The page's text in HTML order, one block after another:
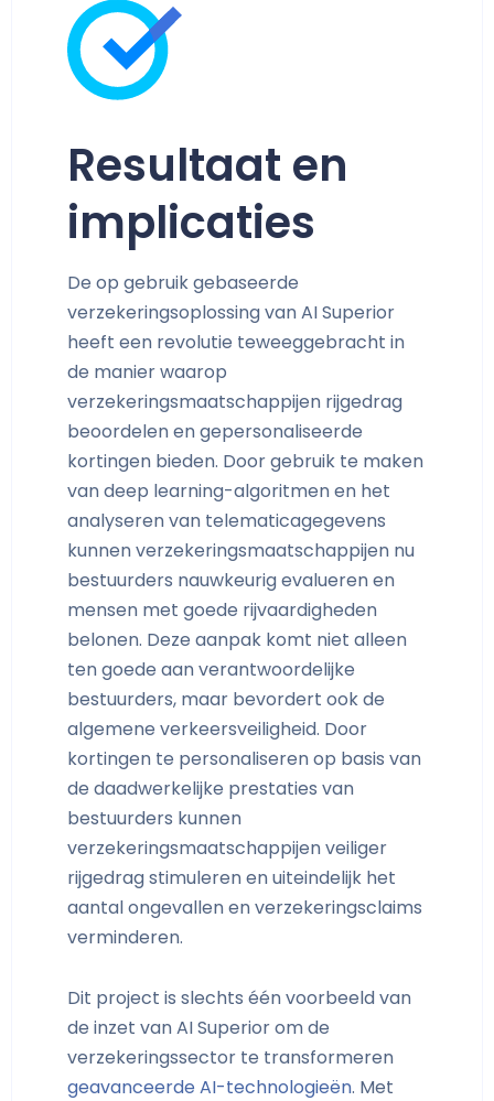
Resultaat en
implicaties
De op gebruik gebaseerde
verzekeringsoplossing van AI Superior
heeft een revolutie teweeggebracht in
de manier waarop
verzekeringsmaatschappijen rijgedrag
beoordelen en gepersonaliseerde
kortingen bieden. Door gebruik te maken
van deep learning-algoritmen en het
analyseren van telematicagegevens
kunnen verzekeringsmaatschappijen nu
bestuurders nauwkeurig evalueren en
mensen met goede rijvaardigheden
belonen. Deze aanpak komt niet alleen
ten goede aan verantwoordelijke
bestuurders, maar bevordert ook de
algemene verkeersveiligheid. Door
kortingen te personaliseren op basis van
de daadwerkelijke prestaties van
bestuurders kunnen
verzekeringsmaatschappijen veiliger
rijgedrag stimuleren en uiteindelijk het
aantal ongevallen en verzekeringsclaims
verminderen.
Dit project is slechts één voorbeeld van
de inzet van AI Superior om de
verzekeringssector te transformeren
geavanceerde AI-technologieën. Met